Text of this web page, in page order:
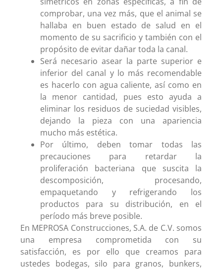
comprobar, una vez más, que el animal se
hallaba en buen estado de salud en el
momento de su sacrificio y también con el
propósito de evitar dañar toda la canal.
Será necesario asear la parte superior e
inferior del canal y lo más recomendable
es hacerlo con agua caliente, así como en
la menor cantidad, pues esto ayuda a
eliminar los residuos de suciedad visibles,
dejando la pieza con una apariencia
mucho más estética.
Por último, deben tomar todas las
precauciones para retardar la
proliferación bacteriana que suscita la
descomposición, procesando,
empaquetando y refrigerando los
productos para su distribución, en el
período más breve posible.
En MEPROSA Construcciones, S.A. de C.V. somos
una empresa comprometida con su
satisfacción, es por ello que creamos para
ustedes bodegas, silo para granos, bunkers,